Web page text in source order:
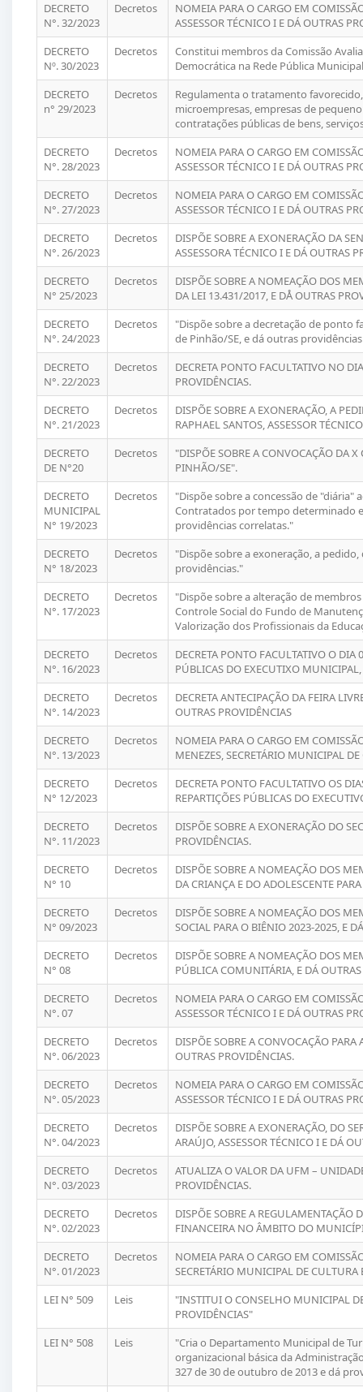
DECRETO
N°. 32/2023
Decretos
NOMEIA PARA O CARGO EM
ASSESSOR TÉCNICO I E DÁ OUTRAS
DECRETO
Nº. 30/2023
Decretos
Constitui membros da Comissão
Democrática na Rede Pública
DECRETO
n° 29/2023
Decretos
Regulamenta o tratamento
microempresas, empresas de
contratações públicas de bens,
DECRETO
N°. 28/2023
Decretos
NOMEIA PARA O CARGO EM
ASSESSOR TÉCNICO I E DÁ OUTRAS
DECRETO
N°. 27/2023
Decretos
NOMEIA PARA O CARGO EM
ASSESSOR TÉCNICO I E DÁ OUTRAS
DECRETO
N°. 26/2023
Decretos
DISPÕE SOBRE A EXONERAÇÃO DA
ASSESSORA TÉCNICO I E DÁ OUTRAS
DECRETO
N° 25/2023
Decretos
DISPÕE SOBRE A NOMEAÇÃO DOS
DA LEI 13.431/2017, E DÅ OUTRAS
DECRETO
N°. 24/2023
Decretos
"Dispõe sobre a decretação de ponto
de Pinhão/SE, e dá outras
DECRETO
N°. 22/2023
Decretos
DECRETA PONTO FACULTATIVO NO
PROVIDÊNCIAS.
DECRETO
N°. 21/2023
Decretos
DISPÕE SOBRE A EXONERAÇÃO, A
RAPHAEL SANTOS, ASSESSOR
DECRETO
DE N°20
Decretos
"DISPÕE SOBRE A CONVOCAÇÃO DA
PINHÃO/SE".
DECRETO
MUNICIPAL
N° 19/2023
Decretos
"Dispõe sobre a concessão de "diária"
Contratados por tempo determinado
providências correlatas."
DECRETO
N° 18/2023
Decretos
"Dispõe sobre a exoneração, a
providências."
DECRETO
N°. 17/2023
Decretos
"Dispõe sobre a alteração de
Controle Social do Fundo de
Valorização dos Profissionais da
DECRETO
N°. 16/2023
Decretos
DECRETA PONTO FACULTATIVO O DIA
PÚBLICAS DO EXECUTIXO
DECRETO
N°. 14/2023
Decretos
DECRETA ANTECIPAÇÃO DA FEIRA
OUTRAS PROVIDÊNCIAS
DECRETO
N°. 13/2023
Decretos
NOMEIA PARA O CARGO EM
MENEZES, SECRETÁRIO MUNICIPAL
DECRETO
N° 12/2023
Decretos
DECRETA PONTO FACULTATIVO OS
REPARTIÇÕES PÚBLICAS DO
DECRETO
N°. 11/2023
Decretos
DISPÕE SOBRE A EXONERAÇÃO DO
PROVIDÊNCIAS.
DECRETO
N° 10
Decretos
DISPÕE SOBRE A NOMEAÇÃO DOS
DA CRIANÇA E DO ADOLESCENTE
DECRETO
N° 09/2023
Decretos
DISPÕE SOBRE A NOMEAÇÃO DOS
SOCIAL PARA O BIÊNIO 2023-2025, E
DECRETO
N° 08
Decretos
DISPÕE SOBRE A NOMEAÇÃO DOS
PÚBLICA COMUNITÁRIA, E DÁ
DECRETO
N°. 07
Decretos
NOMEIA PARA O CARGO EM
ASSESSOR TÉCNICO I E DÁ OUTRAS
DECRETO
N°. 06/2023
Decretos
DISPÕE SOBRE A CONVOCAÇÃO
OUTRAS PROVIDÊNCIAS.
DECRETO
N°. 05/2023
Decretos
NOMEIA PARA O CARGO EM
ASSESSOR TÉCNICO I E DÁ OUTRAS
DECRETO
N°. 04/2023
Decretos
DISPÕE SOBRE A EXONERAÇÃO, DO
ARAÚJO, ASSESSOR TÉCNICO I E DÁ
DECRETO
N°. 03/2023
Decretos
ATUALIZA O VALOR DA UFM –
PROVIDÊNCIAS.
DECRETO
N°. 02/2023
Decretos
DISPÕE SOBRE A REGULAMENTAÇÃO
FINANCEIRA NO ÂMBITO DO
DECRETO
N°. 01/2023
Decretos
NOMEIA PARA O CARGO EM
SECRETÁRIO MUNICIPAL DE
LEI N° 509
Leis
"INSTITUI O CONSELHO MUNICIPAL
PROVIDÊNCIAS"
LEI N° 508
Leis
"Cria o Departamento Municipal de
organizacional básica da
327 de 30 de outubro de 2013 e dá